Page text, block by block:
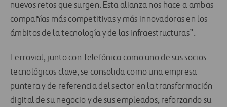
nuevos retos que surgen. Esta alianza nos hace a ambas
compañías más competitivas y más innovadoras en los
ámbitos de la tecnología y de las infraestructuras”.
Ferrovial, junto con Telefónica como uno de sus socios
tecnológicos clave, se consolida como una empresa
puntera y de referencia del sector en la transformación
digital de su negocio y de sus empleados, reforzando su